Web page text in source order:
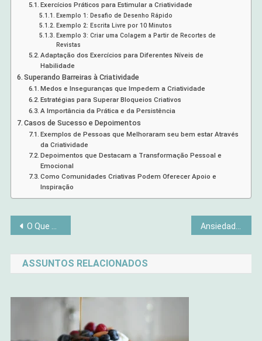
Exercícios Práticos para Estimular a Criatividade
Exemplo 1: Desafio de Desenho Rápido
Exemplo 2: Escrita Livre por 10 Minutos
Exemplo 3: Criar uma Colagem a Partir de Recortes de
Revistas
Adaptação dos Exercícios para Diferentes Níveis de
Habilidade
Superando Barreiras à Criatividade
Medos e Inseguranças que Impedem a Criatividade
Estratégias para Superar Bloqueios Criativos
A Importância da Prática e da Persistência
Casos de Sucesso e Depoimentos
Exemplos de Pessoas que Melhoraram seu bem estar Através
da Criatividade
Depoimentos que Destacam a Transformação Pessoal e
Emocional
Como Comunidades Criativas Podem Oferecer Apoio e
Inspiração
Navegação
de
Post
O Que Os Melhores Livros Dos Últimos Tempos Têm Em Comum? Ansiedade na Adolescência: Como Identificar e Lidar com o Desafio Emocional
ASSUNTOS RELACIONADOS